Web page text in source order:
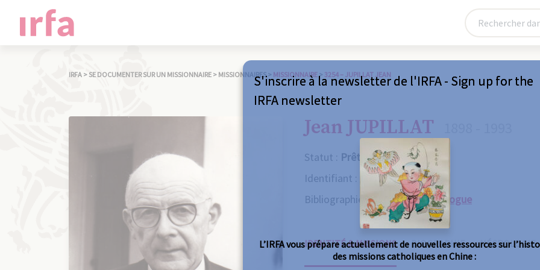
IRFA >SE DOCUMENTER SUR UN MISSIONNAIRE > MISSIONNAIRES > MISSIONNAIRE> 3254 – JUPILLAT JEAN
Jean JUPILLAT
Statut : Prêtre
Identifiant : 3254
Bibliographie :Consulter le catalogue
IDENTITÉ & MISSIONS BIOGRAPHIE NÉCROLOGIE
S'inscrire à la newsletter de l'IRFA - Sign up for the
IRFA newsletter
L’IRFA vous prépare actuellement de nouvelles ressources sur
des missions catholiques en Chine :